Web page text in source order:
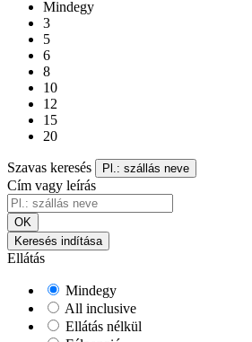
Mindegy
3
5
6
8
10
12
15
20
Szavas keresés Pl.: szállás neve
Cím vagy leírás
OK
Keresés indítása
Ellátás
Mindegy
All inclusive
Ellátás nélkül